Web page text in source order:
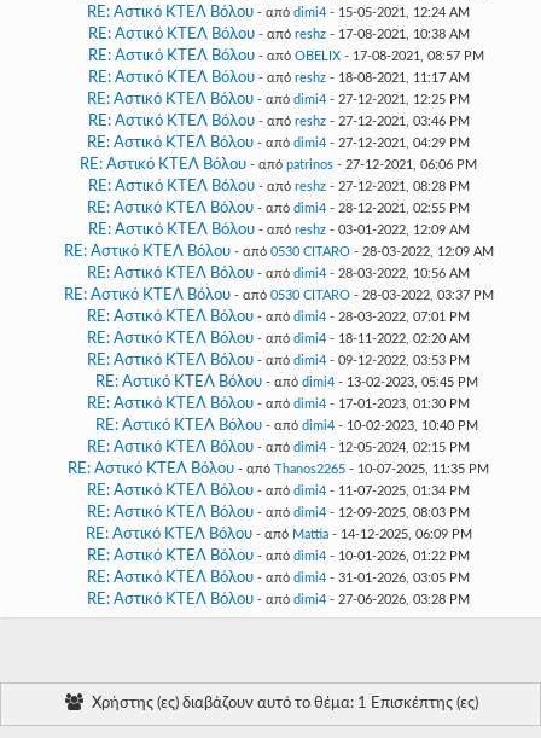
RE: Αστικό ΚΤΕΛ Βόλου - από dimi4 - 15-05-2021, 12:24 AM
RE: Αστικό ΚΤΕΛ Βόλου - από reshz- 17-08-2021, 10:38 AM
RE: Αστικό ΚΤΕΛ Βόλου - από OBELIX - 17-08-2021, 08:57 PM
RE: Αστικό ΚΤΕΛ Βόλου - από reshz- 18-08-2021, 11:17 AM
RE: Αστικό ΚΤΕΛ Βόλου - από dimi4 - 27-12-2021, 12:25 PM
RE: Αστικό ΚΤΕΛ Βόλου - από reshz- 27-12-2021, 03:46 PM
RE: Αστικό ΚΤΕΛ Βόλου - από dimi4 - 27-12-2021, 04:29 PM
RE: Αστικό ΚΤΕΛ Βόλου - από patrinos - 27-12-2021, 06:06 PM
RE: Αστικό ΚΤΕΛ Βόλου - από reshz- 27-12-2021, 08:28 PM
RE: Αστικό ΚΤΕΛ Βόλου - από dimi4 - 28-12-2021, 02:55 PM
RE: Αστικό ΚΤΕΛ Βόλου - από reshz- 03-01-2022, 12:09 AM
RE: Αστικό ΚΤΕΛ Βόλου - από 0530 CITARO- 28-03-2022, 12:09 AM
RE: Αστικό ΚΤΕΛ Βόλου - από dimi4 - 28-03-2022, 10:56 AM
RE: Αστικό ΚΤΕΛ Βόλου - από 0530 CITARO- 28-03-2022, 03:37 PM
RE: Αστικό ΚΤΕΛ Βόλου - από dimi4 - 28-03-2022, 07:01 PM
RE: Αστικό ΚΤΕΛ Βόλου - από dimi4 - 18-11-2022, 02:20 AM
RE: Αστικό ΚΤΕΛ Βόλου - από dimi4 - 09-12-2022, 03:53 PM
RE: Αστικό ΚΤΕΛ Βόλου - από dimi4- 13-02-2023, 05:45 PM
RE: Αστικό ΚΤΕΛ Βόλου - από dimi4 - 17-01-2023, 01:30 PM
RE: Αστικό ΚΤΕΛ Βόλου - από dimi4- 10-02-2023, 10:40 PM
RE: Αστικό ΚΤΕΛ Βόλου - από dimi4 - 12-05-2024, 02:15 PM
RE: Αστικό ΚΤΕΛ Βόλου - από Thanos2265 - 10-07-2025, 11:35 PM
RE: Αστικό ΚΤΕΛ Βόλου - από dimi4 - 11-07-2025, 01:34 PM
RE: Αστικό ΚΤΕΛ Βόλου - από dimi4 - 12-09-2025, 08:03 PM
RE: Αστικό ΚΤΕΛ Βόλου - από Mattia- 14-12-2025, 06:09 PM
RE: Αστικό ΚΤΕΛ Βόλου - από dimi4 - 10-01-2026, 01:22 PM
RE: Αστικό ΚΤΕΛ Βόλου - από dimi4 - 31-01-2026, 03:05 PM
RE: Αστικό ΚΤΕΛ Βόλου - από dimi4 - 27-06-2026, 03:28 PM
Χρήστης (ες) διαβάζουν αυτό το θέμα: 1 Επισκέπτης (ες)